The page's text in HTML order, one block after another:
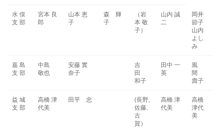
水 俣
支 部
宮本 良
郎
山本 恵
子
森 輝
子
（岩
本 敬
子）
山内 誠
二
岡井
節子
山内
よし
み
嘉 島
支 部
中島
敬也
安藤 實
奈子
吉
田
和子
田中 一
英
風
間
壽子
益 城
支 部
高橋 津
代美
田平 忠
(長野,
佐藤,
古
賀）
高橋 津
代美
高橋
津代
美